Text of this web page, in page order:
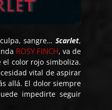
sangre… Scarlet,
ROSY FINCH, va de
color rojo simboliza.
vital de aspirar
allá. El dolor siempre
impedirte seguir